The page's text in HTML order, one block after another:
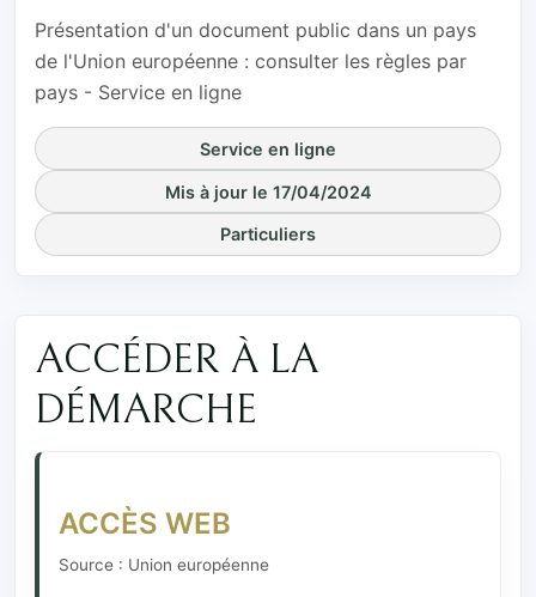
Présentation d'un document public dans un pays
de l'Union européenne : consulter les règles par
pays - Service en ligne
Service en ligne
Mis à jour le 17/04/2024
Particuliers
ACCÉDER À LA
DÉMARCHE
ACCÈS WEB
Source : Union européenne